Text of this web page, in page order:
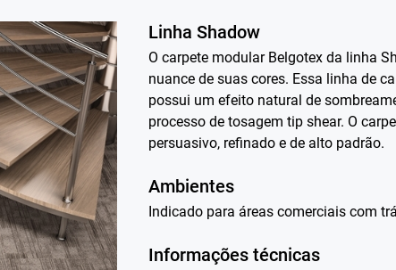
Linha Shadow
O carpete modular Belgotex da linha
nuance de suas cores. Essa linha de
possui um efeito natural de
processo de tosagem tip shear. O
persuasivo, refinado e de alto padrão.
Ambientes
Indicado para áreas comerciais com
Informações técnicas